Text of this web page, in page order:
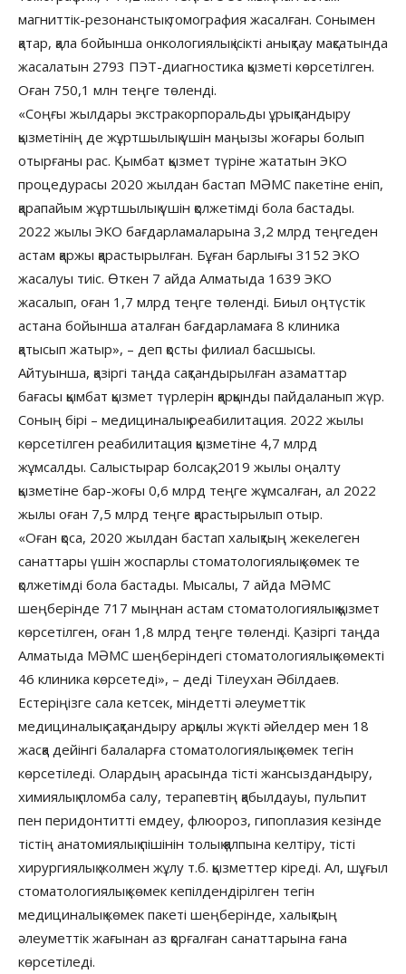
магниттік-резонанстық томография жасалған. Сонымен
қатар, қала бойынша онкологиялық ісікті анықтау мақсатында
жасалатын 2793 ПЭТ-диагностика қызметі көрсетілген.
Оған 750,1 млн теңге төленді.
«Соңғы жылдары экстракорпоральды ұрықтандыру
қызметінің де жұртшылық үшін маңызы жоғары болып
отырғаны рас. Қымбат қызмет түріне жататын ЭКО
процедурасы 2020 жылдан бастап МӘМС пакетіне еніп,
қарапайым жұртшылық үшін қолжетімді бола бастады.
2022 жылы ЭКО бағдарламаларына 3,2 млрд теңгеден
астам қаржы қарастырылған. Бұған барлығы 3152 ЭКО
жасалуы тиіс. Өткен 7 айда Алматыда 1639 ЭКО
жасалып, оған 1,7 млрд теңге төленді. Биыл оңтүстік
астана бойынша аталған бағдарламаға 8 клиника
қатысып жатыр», – деп қосты филиал басшысы.
Айтуынша, қазіргі таңда сақтандырылған азаматтар
бағасы қымбат қызмет түрлерін қарқынды пайдаланып жүр.
Соның бірі – медициналық реабилитация. 2022 жылы
көрсетілген реабилитация қызметіне 4,7 млрд
жұмсалды. Салыстырар болсақ, 2019 жылы оңалту
қызметіне бар-жоғы 0,6 млрд теңге жұмсалған, ал 2022
жылы оған 7,5 млрд теңге қарастырылып отыр.
«Оған қоса, 2020 жылдан бастап халықтың жекелеген
санаттары үшін жоспарлы стоматологиялық көмек те
қолжетімді бола бастады. Мысалы, 7 айда МӘМС
шеңберінде 717 мыңнан астам стоматологиялық қызмет
көрсетілген, оған 1,8 млрд теңге төленді. Қазіргі таңда
Алматыда МӘМС шеңберіндегі стоматологиялық көмекті
46 клиника көрсетеді», – деді Тілеухан Әбілдаев.
Естеріңізге сала кетсек, міндетті әлеуметтік
медициналық сақтандыру арқылы жүкті әйелдер мен 18
жасқа дейінгі балаларға стоматологиялық көмек тегін
көрсетіледі. Олардың арасында тісті жансыздандыру,
химиялық пломба салу, терапевтің қабылдауы, пульпит
пен перидонтитті емдеу, флюороз, гипоплазия кезінде
тістің анатомиялық пішінін толық қалпына келтіру, тісті
хирургиялық жолмен жұлу т.б. қызметтер кіреді. Ал, шұғыл
стоматологиялық көмек кепілдендірілген тегін
медициналық көмек пакеті шеңберінде, халықтың
әлеуметтік жағынан аз қорғалған санаттарына ғана
көрсетіледі.